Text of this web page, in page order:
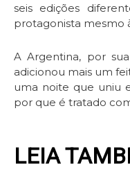
seis edições
protagonista mesmo
A Argentina, por
adicionou mais um
uma noite que uniu
por que é tratado
LEIA